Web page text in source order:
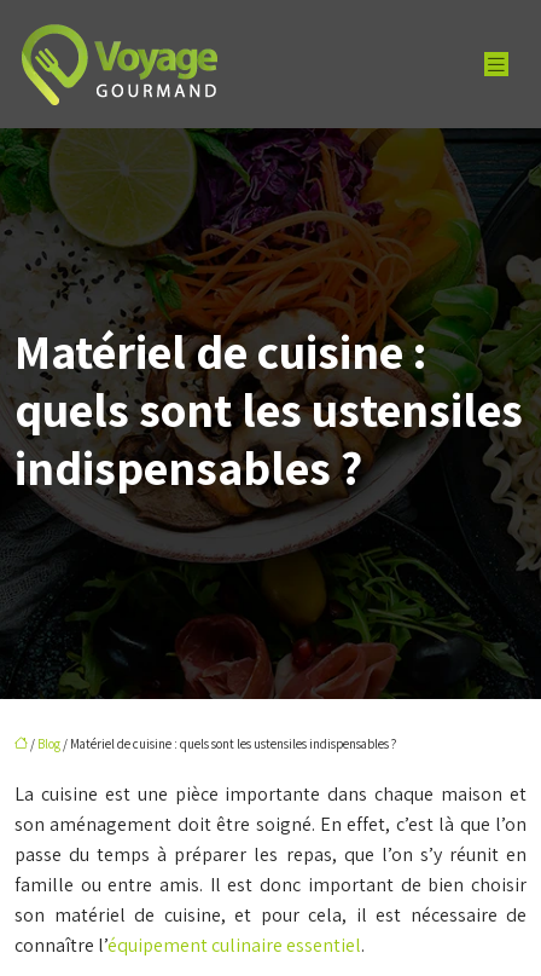
Matériel de cuisine :
quels sont les ustensiles
indispensables ?
/ Blog / Matériel de cuisine : quels sont les ustensiles indispensables ?
La cuisine est une pièce importante dans chaque maison et
son aménagement doit être soigné. En effet, c’est là que l’on
passe du temps à préparer les repas, que l’on s’y réunit en
famille ou entre amis. Il est donc important de bien choisir
son matériel de cuisine, et pour cela, il est nécessaire de
connaître l’équipement culinaire essentiel.